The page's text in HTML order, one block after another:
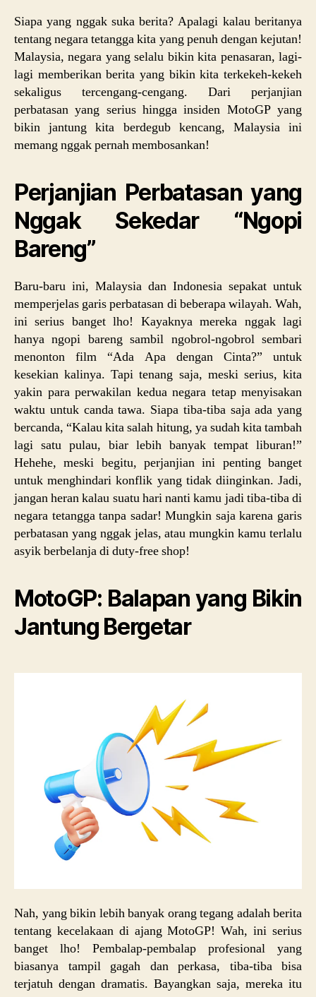
Siapa yang nggak suka berita? Apalagi kalau beritanya
tentang negara tetangga kita yang penuh dengan kejutan!
Malaysia, negara yang selalu bikin kita penasaran, lagi-
lagi memberikan berita yang bikin kita terkekeh-kekeh
sekaligus tercengang-cengang. Dari perjanjian
perbatasan yang serius hingga insiden MotoGP yang
bikin jantung kita berdegub kencang, Malaysia ini
memang nggak pernah membosankan!
Perjanjian Perbatasan yang
Nggak Sekedar “Ngopi
Bareng”
Baru-baru ini, Malaysia dan Indonesia sepakat untuk
memperjelas garis perbatasan di beberapa wilayah. Wah,
ini serius banget lho! Kayaknya mereka nggak lagi
hanya ngopi bareng sambil ngobrol-ngobrol sembari
menonton film “Ada Apa dengan Cinta?” untuk
kesekian kalinya. Tapi tenang saja, meski serius, kita
yakin para perwakilan kedua negara tetap menyisakan
waktu untuk canda tawa. Siapa tiba-tiba saja ada yang
bercanda, “Kalau kita salah hitung, ya sudah kita tambah
lagi satu pulau, biar lebih banyak tempat liburan!”
Hehehe, meski begitu, perjanjian ini penting banget
untuk menghindari konflik yang tidak diinginkan. Jadi,
jangan heran kalau suatu hari nanti kamu jadi tiba-tiba di
negara tetangga tanpa sadar! Mungkin saja karena garis
perbatasan yang nggak jelas, atau mungkin kamu terlalu
asyik berbelanja di duty-free shop!
MotoGP: Balapan yang Bikin
Jantung Bergetar
Nah, yang bikin lebih banyak orang tegang adalah berita
tentang kecelakaan di ajang MotoGP! Wah, ini serius
banget lho! Pembalap-pembalap profesional yang
biasanya tampil gagah dan perkasa, tiba-tiba bisa
terjatuh dengan dramatis. Bayangkan saja, mereka itu